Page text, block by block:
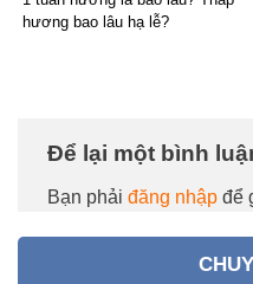
hương bao lâu hạ lễ?
Để lại một bình
Bạn phải đăng nhập để